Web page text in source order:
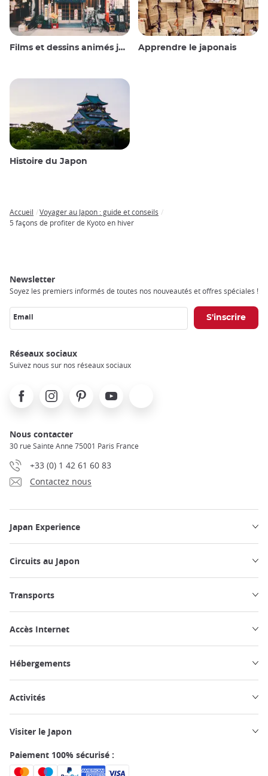
Films et dessins animés japonais Apprendre le japonais
Histoire du Japon
Breadcrumb
Accueil
Voyager au Japon : guide et conseils
5 façons de profiter de Kyoto en hiver
Newsletter
Soyez les premiers informés de toutes nos nouveautés et offres spéciales !
Email
Réseaux sociaux
Suivez nous sur nos réseaux sociaux
FacebookInstagramPinterest Youtube
Nous contacter
30 rue Sainte Anne 75001 Paris France
+33 (0) 1 42 61 60 83
Contactez nous
Japan Experience
Circuits au Japon
Transports
Accès Internet
Hébergements
Activités
Visiter le Japon
Paiement 100% sécurisé :